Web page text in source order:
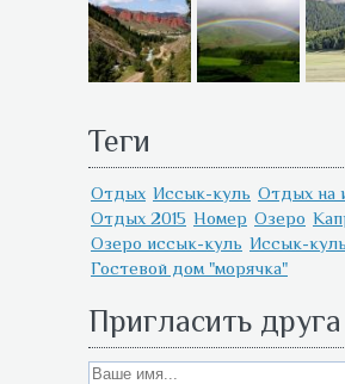
Теги
Отдых Иссык-куль Отдых на
Отдых 2015 Номер Озеро
Озеро иссык-куль Иссык-
Гостевой дом "морячка"
Пригласить друга